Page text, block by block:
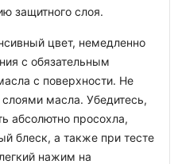
защитного слоя.
цвет, немедленно
с обязательным
с поверхности. Не
масла. Убедитесь,
абсолютно просохла,
блеск, а также при тесте
нажим на